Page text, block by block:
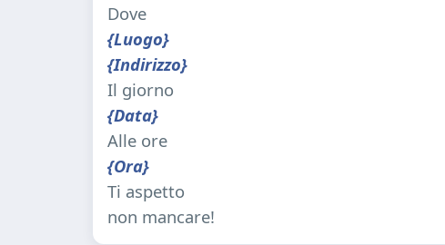
Dove
{Luogo}
{Indirizzo}
Il giorno
{Data}
Alle ore
{Ora}
Ti aspetto
non mancare!